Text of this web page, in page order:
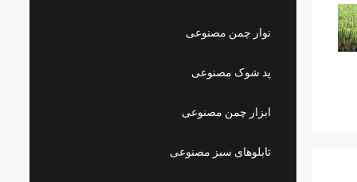
نوار چمن مصنوعی
پد شوک مصنوعی
ابزار چمن مصنوعی
تابلوهای سبز مصنوعی